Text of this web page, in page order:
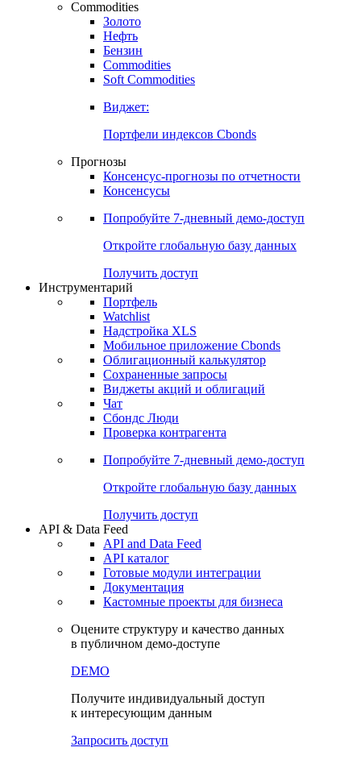
Commodities
Золото
Нефть
Бензин
Commodities
Soft Commodities
Виджет:
Портфели индексов Cbonds
Прогнозы
Консенсус-прогнозы по отчетности
Консенсусы
Попробуйте 7-дневный демо-доступ
Откройте глобальную базу данных
Получить доступ
Инструментарий
Портфель
Watchlist
Надстройка XLS
Мобильное приложение Cbonds
Облигационный калькулятор
Сохраненные запросы
Виджеты акций и облигаций
Чат
Сбондс Люди
Проверка контрагента
Попробуйте 7-дневный демо-доступ
Откройте глобальную базу данных
Получить доступ
API & Data Feed
API and Data Feed
API каталог
Готовые модули интеграции
Документация
Кастомные проекты для бизнеса
Оцените структуру и качество данных
в публичном демо-доступе
DEMO
Получите индивидуальный доступ
к интересующим данным
Запросить доступ